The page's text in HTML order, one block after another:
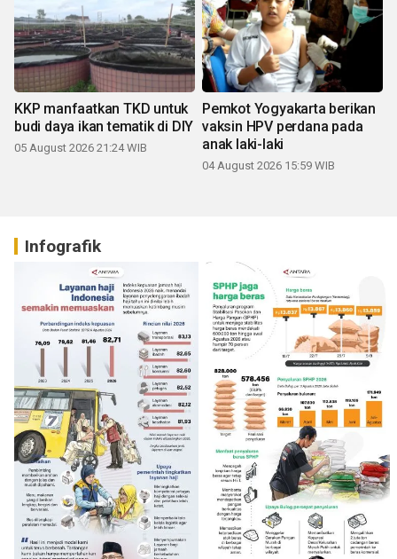
KKP manfaatkan TKD untuk
budi daya ikan tematik di DIY
05 August 2026 21:24 WIB
Pemkot Yogyakarta berikan
vaksin HPV perdana pada
anak laki-laki
04 August 2026 15:59 WIB
Infografik